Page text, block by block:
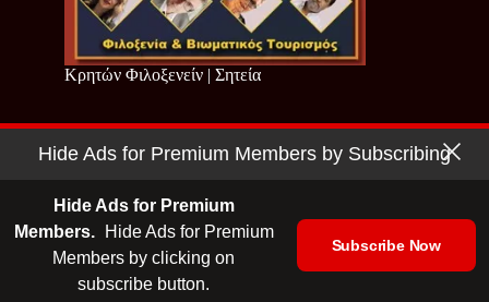
Κρητών Φιλοξενείν | Σητεία
Copyright © 2026 - Cretan Business | Κρητών Επιχειρείν
| Ταυτότητα | Media Kit
Hide Ads for Premium Members by Subscribing
Hide Ads for Premium
Members.
Hide Ads for Premium
Members by clicking on
subscribe button.
Subscribe Now